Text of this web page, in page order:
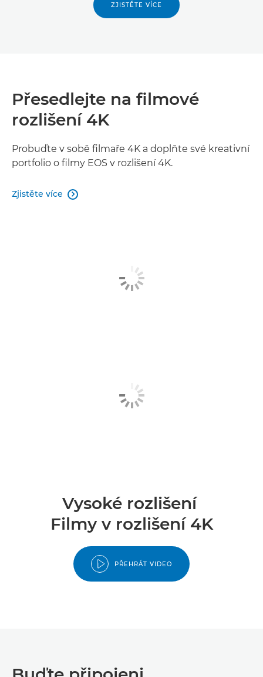
ZJISTĚTE VÍCE
Přesedlejte na filmové
rozlišení 4K
Probuďte v sobě filmaře 4K a doplňte své kreativní
portfolio o filmy EOS v rozlišení 4K.
Zjistěte více 
Vysoké rozlišení
Filmy v rozlišení 4K
PŘEHRÁT VIDEO